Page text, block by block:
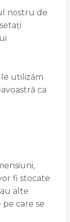
nostru de
utilizăm
ca
fi stocate
alte
care se